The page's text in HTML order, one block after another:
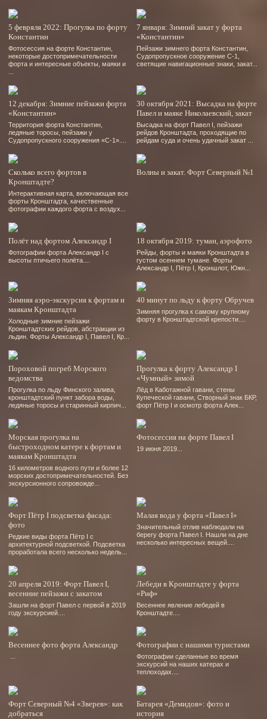
5 февряля 2022: Прогулка по форту
Константин
Фотосессия на форте Константин,
некоторые достопримечательности
форта и интересные объекты, маяки и
7 января: Зимний закат у форта
«Константин»
Пейзажи зимнего форта Константин,
Судопропускное сооружение С-1,
светящие навигационные знаки, закат...
12 декабря: Зимние пейзажи форта
«Константин»
Территория форта Константин,
ледяные торосы, пейзажи у
Судопропускного сооружения «С-1»....
30 октября 2021: Высадка на форте
Павел и маяке Николаевский, закат
Высадка на форт Павел І, пейзажи
рейдов Кронштадта, проходящие по
рейдам суда и очень удачный закат ...
Сколько всего фортов в
Кронштадте?
Интерактивная карта, включающая все
форты Кронштадта, качественные
фотографии каждого форта с воздух...
Волны и закат. Форт Северный №1
Полёт над фортом Александр І
Фотографии форта Александр І с
высоты птичьего полёта....
18 октября 2019: туман, аэрофото
Рейды, форты и маяки Кронштадта в
густом осеннем тумане. Форты
Александр І, Пётр І, Кроншлот, Южн...
Зимняя аэро-экскурсия к фортам и
маякам Кронштадта
Холодные зимние пейзажи
Кронштадтских рейдов, абстракции из
льдин. Форты Александр І, Павел І, Кр...
40 минут по льду к форту Обручев
Зимняя прогулка к самому крупному
форту в Кронштадтской крепости....
Пороховой погреб Морского
ведомства
Прогулка по льду Финского залива,
кронштадтский пункт забора воды,
ледяные торосы и старинный кирпич...
Прогулка к форту Александр I
«Чумный» зимой
Лёд в Каботажной гавани, стены
Купеческой гавани, Створный знак БКР,
форт Пётр І и осмотр форта Алек...
Морская прогулка на
быстроходном катере к фортам и
маякам Кронштадта
16 километров водного пути и более 12
морских достопримечательностей. Без
экскурсионного сопровожде...
Фотосессия на форте Павел І
19 июня 2019...
Форт Пётр І подсветка фасада:
фото
Редкие виды форта Пётр І с
архитектурной подсветкой. Подсветка
проработала всего несколько недель...
Малая вода у форта «Павел І»
Значительный отлив наблюдали на
берегу форта Павел І. Нашли на дне
несколько интересных вещей....
20 апреля 2019: Форт Павел І,
весенние пейзажи с закатом
Зашли на форт Павел с первой в 2019
году экскурсией....
Лебеди в Кронштадте у форта
«Риф»
Весеннее явление лебедей в
Кронштадте....
Весеннее фото форта Александр Фотографии с нашими туристами
Фотографии сделанные во время
экскурсий на наших катерах и
теплоходах....
Форт Северный №4 «Зверев»: как
добраться
Батарея «Демидов»: фото и
история